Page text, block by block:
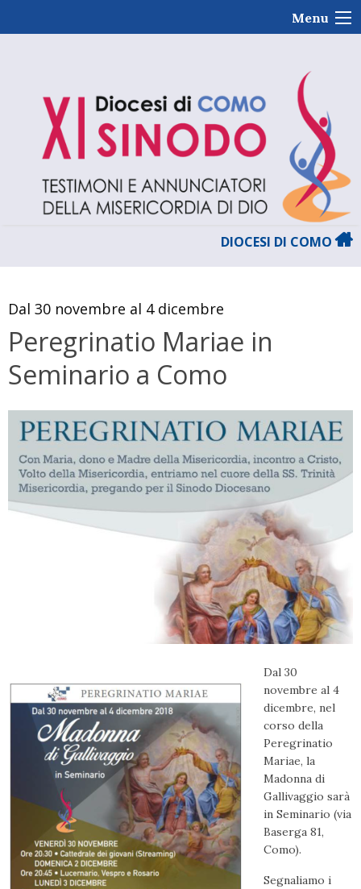
Menu
DIOCESI DI COMO
Dal 30 novembre al 4 dicembre
Peregrinatio Mariae in
Seminario a Como
Dal 30
novembre al 4
dicembre, nel
corso della
Peregrinatio
Mariae, la
Madonna di
Gallivaggio sarà
in Seminario (via
Baserga 81,
Como).
Segnaliamo i